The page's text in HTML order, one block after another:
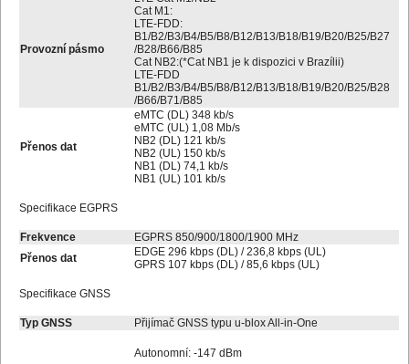
Provozní pásmo
Cat M1:
LTE-FDD:
B1/B2/B3/B4/B5/B8/B12/B13/B18/B19/B20/B25/B27
/B28/B66/B85
Cat NB2:(*Cat NB1 je k dispozici v Brazílii)
LTE-FDD
B1/B2/B3/B4/B5/B8/B12/B13/B18/B19/B20/B25/B28
/B66/B71/B85
Přenos dat
eMTC (DL) 348 kb/s
eMTC (UL) 1,08 Mb/s
NB2 (DL) 121 kb/s
NB2 (UL) 150 kb/s
NB1 (DL) 74,1 kb/s
NB1 (UL) 101 kb/s
Specifikace EGPRS
Frekvence
EGPRS 850/900/1800/1900 MHz
Přenos dat
EDGE 296 kbps (DL) / 236,8 kbps (UL)
GPRS 107 kbps (DL) / 85,6 kbps (UL)
Specifikace GNSS
Typ GNSS Přijímač GNSS typu u-blox All-in-One
Autonomní: -147 dBm